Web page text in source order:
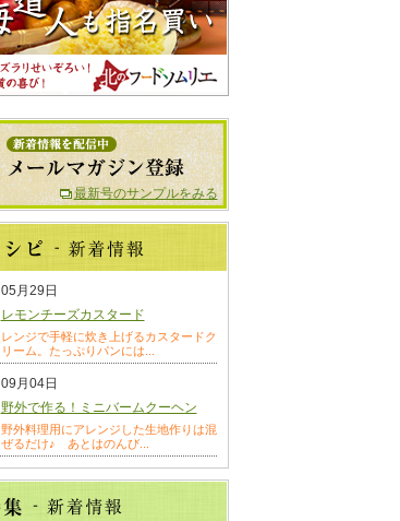
最新号のサンプルをみる
05月29日
レモンチーズカスタード
レンジで手軽に炊き上げるカスタードク
リーム。たっぷりパンには...
09月04日
野外で作る！ミニバームクーヘン
野外料理用にアレンジした生地作りは混
ぜるだけ♪ あとはのんび...